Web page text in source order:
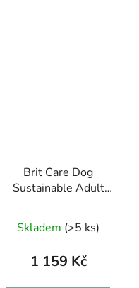
Brit Care Dog
Sustainable Adult
Skladem (>5 ks)
1 159 Kč